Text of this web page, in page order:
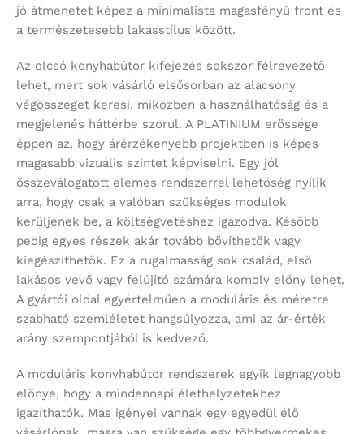
jó átmenetet képez a minimalista magasfényű front és
a természetesebb lakásstílus között.
Az olcsó konyhabútor kifejezés sokszor félrevezető
lehet, mert sok vásárló elsősorban az alacsony
végösszeget keresi, miközben a használhatóság és a
megjelenés háttérbe szorul. A PLATINIUM erőssége
éppen az, hogy árérzékenyebb projektben is képes
magasabb vizuális szintet képviselni. Egy jól
összeválogatott elemes rendszerrel lehetőség nyílik
arra, hogy csak a valóban szükséges modulok
kerüljenek be, a költségvetéshez igazodva. Később
pedig egyes részek akár tovább bővíthetők vagy
kiegészíthetők. Ez a rugalmasság sok család, első
lakásos vevő vagy felújító számára komoly előny lehet.
A gyártói oldal egyértelműen a moduláris és méretre
szabható szemléletet hangsúlyozza, ami az ár-érték
arány szempontjából is kedvező.
A moduláris konyhabútor rendszerek egyik legnagyobb
előnye, hogy a mindennapi élethelyzetekhez
igazíthatók. Más igényei vannak egy egyedül élő